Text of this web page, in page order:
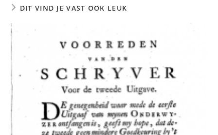
DIT VIND JE VAST OOK LEUK